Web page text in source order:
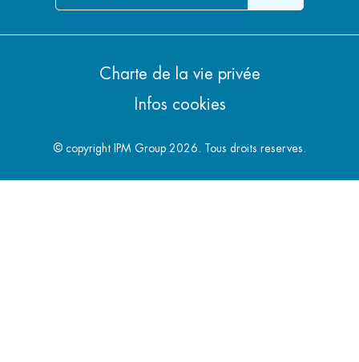
Charte de la vie privée
Infos cookies
© copyright IPM Group 2026. Tous droits reserves.